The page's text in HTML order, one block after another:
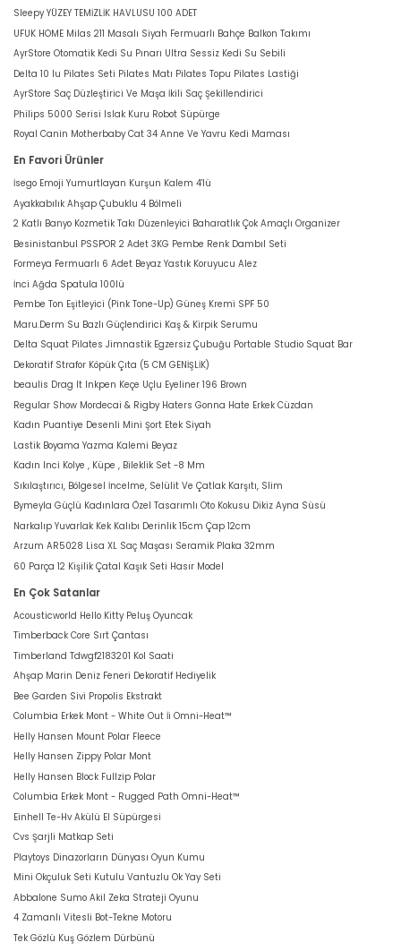
Sleepy YÜZEY TEMİZLİK HAVLUSU 100 ADET
UFUK HOME Milas 211 Masalı Siyah Fermuarlı Bahçe Balkon Takımı
AyrStore Otomatik Kedi Su Pınarı Ultra Sessiz Kedi Su Sebili
Delta 10 lu Pilates Seti Pilates Matı Pilates Topu Pilates Lastiği
AyrStore Saç Düzleştirici Ve Maşa İkili Saç Şekillendirici
Philips 5000 Serisi Islak Kuru Robot Süpürge
Royal Canin Motherbaby Cat 34 Anne Ve Yavru Kedi Maması
En Favori Ürünler
İsego Emoji Yumurtlayan Kurşun Kalem 4'lü
Ayakkabılık Ahşap Çubuklu 4 Bölmeli
2 Katlı Banyo Kozmetik Takı Düzenleyici Baharatlık Çok Amaçlı Organizer
Besinistanbul PSSPOR 2 Adet 3KG Pembe Renk Dambıl Seti
Formeya Fermuarlı 6 Adet Beyaz Yastık Koruyucu Alez
İnci Ağda Spatula 100lü
Pembe Ton Eşitleyici (Pink Tone-Up) Güneş Kremi SPF 50
Maru.Derm Su Bazlı Güçlendirici Kaş & Kirpik Serumu
Delta Squat Pilates Jimnastik Egzersiz Çubuğu Portable Studio Squat Bar
Dekoratif Strafor Köpük Çıta (5 CM GENİŞLİK)
beaulis Drag It Inkpen Keçe Uçlu Eyeliner 196 Brown
Regular Show Mordecai & Rigby Haters Gonna Hate Erkek Cüzdan
Kadın Puantiye Desenli Mini Şort Etek Siyah
Lastik Boyama Yazma Kalemi Beyaz
Kadın Inci Kolye , Küpe , Bileklik Set -8 Mm
Sıkılaştırıcı, Bölgesel İncelme, Selülit Ve Çatlak Karşıtı, Slim
Bymeyla Güçlü Kadınlara Özel Tasarımlı Oto Kokusu Dikiz Ayna Süsü
Narkalıp Yuvarlak Kek Kalıbı Derinlik 15cm Çap 12cm
Arzum AR5028 Lisa XL Saç Maşası Seramik Plaka 32mm
60 Parça 12 Kişilik Çatal Kaşık Seti Hasır Model
En Çok Satanlar
Acousticworld Hello Kitty Peluş Oyuncak
Timberback Core Sırt Çantası
Timberland Tdwgf2183201 Kol Saati
Ahşap Marin Deniz Feneri Dekoratif Hediyelik
Bee Garden Sivi Propolis Ekstrakt
Columbia Erkek Mont - White Out İi Omni-Heat™
Helly Hansen Mount Polar Fleece
Helly Hansen Zippy Polar Mont
Helly Hansen Block Fullzip Polar
Columbia Erkek Mont - Rugged Path Omni-Heat™
Einhell Te-Hv Akülü El Süpürgesi
Cvs Şarjli Matkap Seti
Playtoys Dinazorların Dünyası Oyun Kumu
Mini Okçuluk Seti Kutulu Vantuzlu Ok Yay Seti
Abbalone Sumo Akil Zeka Strateji Oyunu
4 Zamanlı Vitesli Bot-Tekne Motoru
Tek Gözlü Kuş Gözlem Dürbünü